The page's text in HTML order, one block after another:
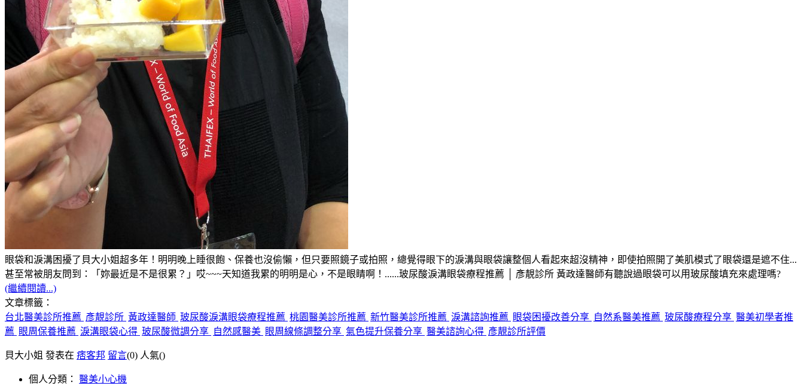
眼袋和淚溝困擾了貝大小姐超多年！明明晚上睡很飽、保養也沒偷懶，但只要照鏡子或拍照，總覺得眼下的淚溝與眼袋讓整個人看起來超沒精神，即使拍照開了美肌模式了眼袋還是遮不住...
甚至常被朋友問到：「妳最近是不是很累？」哎~~~天知道我累的明明是心，不是眼睛啊！......玻尿酸淚溝眼袋療程推薦 │ 彥靚診所 黃政達醫師有聽說過眼袋可以用玻尿酸填充來處理嗎?
(繼續閱讀...)
文章標籤：
台北醫美診所推薦 彥靚診所 黃政達醫師 玻尿酸淚溝眼袋療程推薦 桃園醫美診所推薦 新竹醫美診所推薦 淚溝諮詢推薦 眼袋困擾改善分享 自然系醫美推薦 玻尿酸療程分享 醫美初學者推
薦 眼周保養推薦 淚溝眼袋心得 玻尿酸微調分享 自然感醫美 眼周線條調整分享 氣色提升保養分享 醫美諮詢心得 彥靚診所評價
貝大小姐 發表在 痞客邦 留言(0) 人氣()
個人分類： 醫美小心機